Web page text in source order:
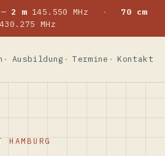
2 m145.550 MHz ·
70 cm
430.275 MHz
Ausbildung Termine Kontakt